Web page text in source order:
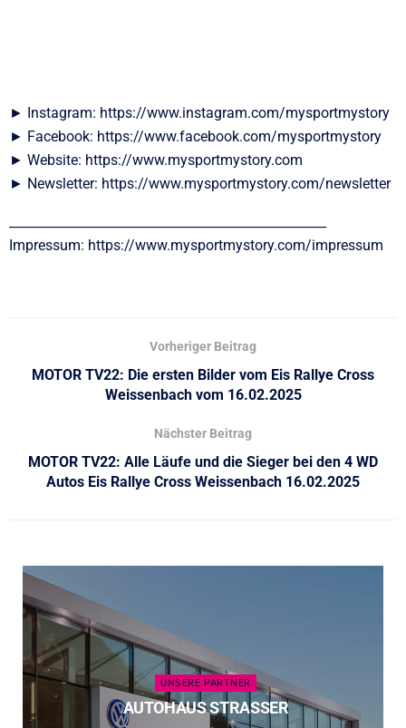
► Instagram: https://www.instagram.com/mysportmystory
► Facebook: https://www.facebook.com/mysportmystory
► Website: https://www.mysportmystory.com
► Newsletter: https://www.mysportmystory.com/newsletter
Impressum: https://www.mysportmystory.com/impressum
Vorheriger Beitrag
MOTOR TV22: Die ersten Bilder vom Eis Rallye Cross
Weissenbach vom 16.02.2025
Nächster Beitrag
MOTOR TV22: Alle Läufe und die Sieger bei den 4 WD
Autos Eis Rallye Cross Weissenbach 16.02.2025
UNSERE PARTNER
AUTOHAUS STRASSER